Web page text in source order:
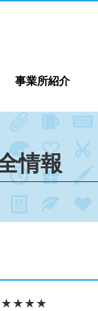
事業所紹介
情報